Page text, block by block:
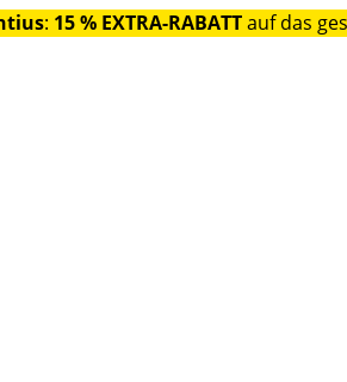
: 15 % EXTRA-RABATTauf das